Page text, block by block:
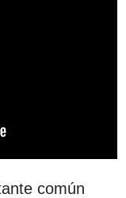
común